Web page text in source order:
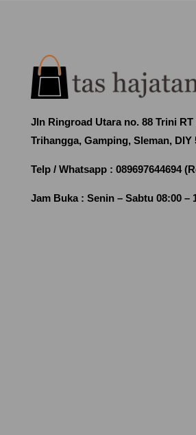
Jln Ringroad Utara no. 88 Trini RT
Trihangga, Gamping, Sleman, DIY
Telp / Whatsapp : 089697644694
Jam Buka : Senin – Sabtu 08:00 –